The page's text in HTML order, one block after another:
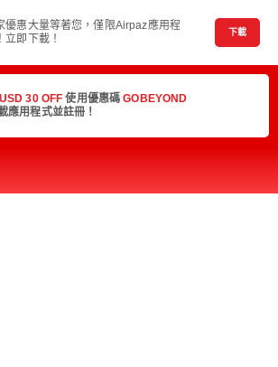
優惠大量等著您，僅限Airpaz應用程
立即下載！
下載
USD 30 OFF使用優惠碼GOBEYOND
應用程式並註冊！